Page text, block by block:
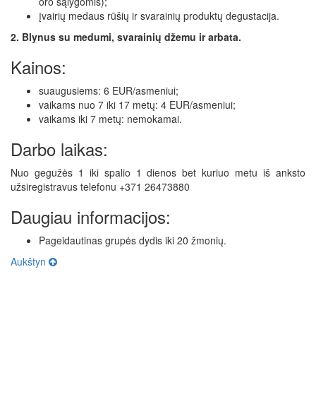
įvairių medaus rūšių ir svarainių produktų degustacija.
2. Blynus su medumi, svarainių džemu ir arbata.
Kainos:
suaugusiems: 6 EUR/asmeniui;
vaikams nuo 7 iki 17 metų: 4 EUR/asmeniui;
vaikams iki 7 metų: nemokamai.
Darbo laikas:
Nuo gegužės 1 iki spalio 1 dienos bet kuriuo metu iš anksto
užsiregistravus telefonu +371 26473880
Daugiau informacijos:
Pageidautinas grupės dydis iki 20 žmonių.
Aukštyn